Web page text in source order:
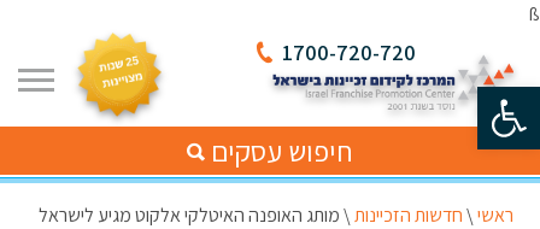
פתח סרגל נגישות
ß
1700-720-720
חיפוש עסקים
ראשי\חדשות הזכיינות\מותג האופנה האיטלקי אלקוט מגיע לישראל